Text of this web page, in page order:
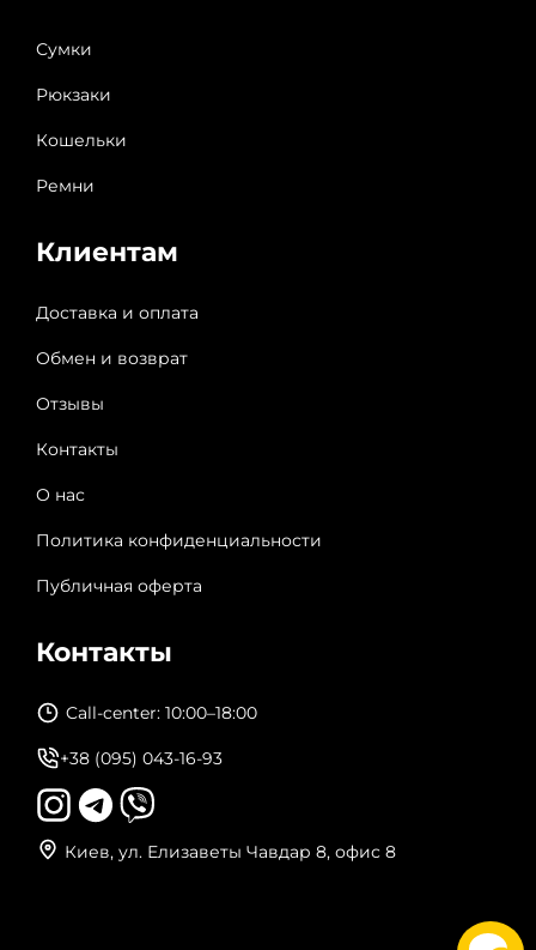
Сумки
Рюкзаки
Кошельки
Ремни
Клиентам
Доставка и оплата
Обмен и возврат
Отзывы
Контакты
О нас
Политика конфиденциальности
Публичная оферта
Контакты
Call-center: 10:00–18:00
+38 (095) 043-16-93
Киев, ул. Елизаветы Чавдар 8, офис 8